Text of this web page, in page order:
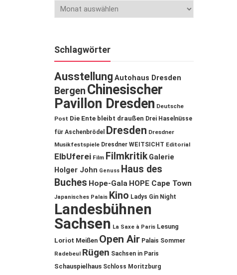
Schlagwörter
Ausstellung Autohaus Dresden
Bergen Chinesischer
Pavillon Dresden Deutsche
Post Die Ente bleibt draußen Drei Haselnüsse
für Aschenbrödel
Dresden Dresdner
Musikfestspiele Dresdner WEITSICHT Editorial
ElbUferei Film Filmkritik Galerie
Holger John Genuss Haus des
Buches Hope-Gala HOPE Cape Town
Japanisches Palais Kino Ladys Gin Night
Landesbühnen
Sachsen La Saxe à Paris Lesung
Loriot Meißen Open Air Palais Sommer
Radebeul Rügen Sachsen in Paris
Schauspielhaus Schloss Moritzburg